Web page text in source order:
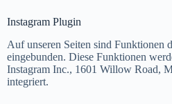
Instagram Plugin
Auf unseren Seiten sind Funktionen
eingebunden. Diese Funktionen
Instagram Inc., 1601 Willow Road,
integriert.